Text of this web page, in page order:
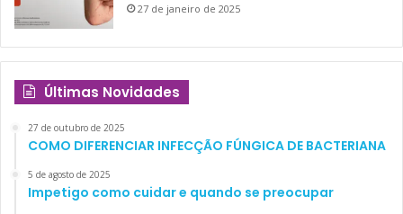
27 de janeiro de 2025
Últimas Novidades
27 de outubro de 2025
COMO DIFERENCIAR INFECÇÃO FÚNGICA DE BACTERIANA
5 de agosto de 2025
Impetigo como cuidar e quando se preocupar